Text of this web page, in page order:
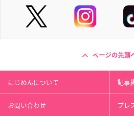
ページの先頭
にじめんについて 記事
お問い合わせ プレ